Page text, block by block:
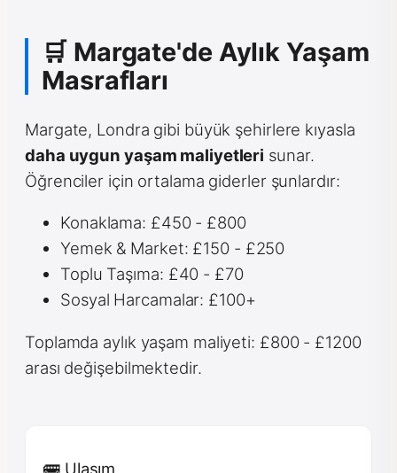
🛒 Margate'de Aylık Yaşam
Masrafları
Margate, Londra gibi büyük şehirlere kıyasla
daha uygun yaşam maliyetleri sunar.
Öğrenciler için ortalama giderler şunlardır:
Konaklama: £450 - £800
Yemek & Market: £150 - £250
Toplu Taşıma: £40 - £70
Sosyal Harcamalar: £100+
Toplamda aylık yaşam maliyeti: £800 - £1200
arası değişebilmektedir.
🚌 Ulaşım